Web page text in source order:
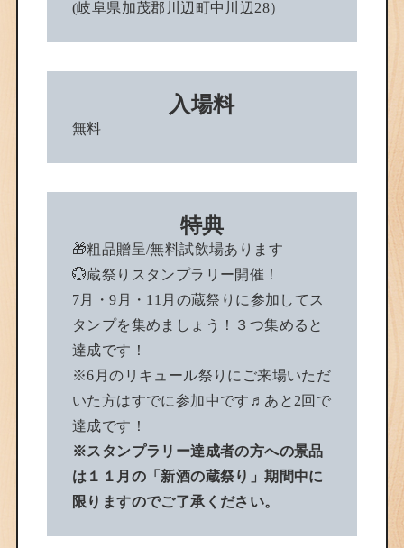
(岐阜県加茂郡川辺町中川辺28）
入場料
無料
特典
🎁粗品贈呈/無料試飲場あります
💮蔵祭りスタンプラリー開催！
7月・9月・11月の蔵祭りに参加してス
タンプを集めましょう！３つ集めると
達成です！
※6月のリキュール祭りにご来場いただ
いた方はすでに参加中です♬あと2回で
達成です！
※スタンプラリー達成者の方への景品
は１１月の「新酒の蔵祭り」期間中に
限りますのでご了承ください。